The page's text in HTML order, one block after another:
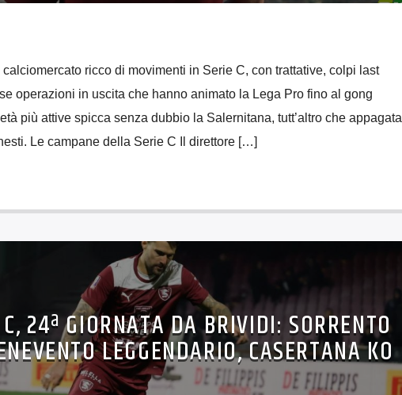
ricco di movimenti in Serie C, con trattative, colpi last
operazioni in uscita che hanno animato la Lega Pro fino al gong
più attive spicca senza dubbio la Salernitana, tutt’altro che appagata
Le campane della Serie C Il direttore […]
24ª GIORNATA DA BRIVIDI: SORRENTO
LEGGENDARIO, CASERTANA KO